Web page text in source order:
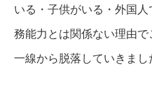
いる・子供がいる・外国
務能力とは関係ない理由
一線から脱落していきまし